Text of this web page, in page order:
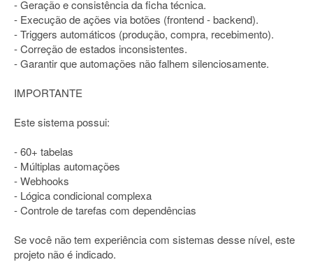
- Geração e consistência da ficha técnica.
- Execução de ações via botões (frontend - backend).
- Triggers automáticos (produção, compra, recebimento).
- Correção de estados inconsistentes.
- Garantir que automações não falhem silenciosamente.
IMPORTANTE
Este sistema possui:
- 60+ tabelas
- Múltiplas automações
- Webhooks
- Lógica condicional complexa
- Controle de tarefas com dependências
Se você não tem experiência com sistemas desse nível, este
projeto não é indicado.